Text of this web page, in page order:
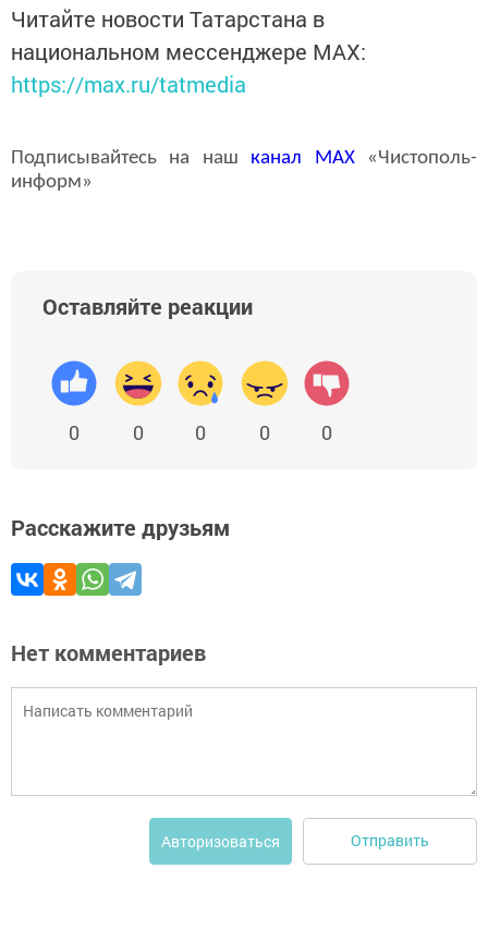
Читайте новости Татарстана в
национальном мессенджере MАХ:
https://max.ru/tatmedia
Подписывайтесь на наш канал MAX«Чистополь-
информ»
Оставляйте реакции
0 0 0 0 0
Расскажите друзьям
Нет комментариев
Авторизоваться Отправить